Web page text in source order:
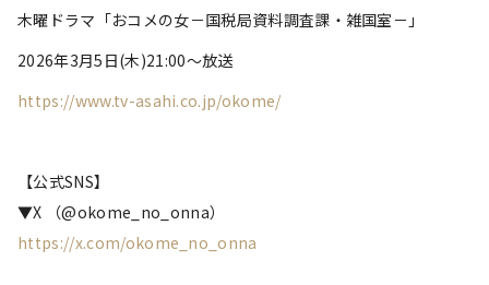
木曜ドラマ「おコメの女－国税局資料調査課・雑国室－」
2026年3月5日(木)21:00〜放送
https://www.tv-asahi.co.jp/okome/
【公式SNS】
▼X （@okome_no_onna）
https://x.com/okome_no_onna